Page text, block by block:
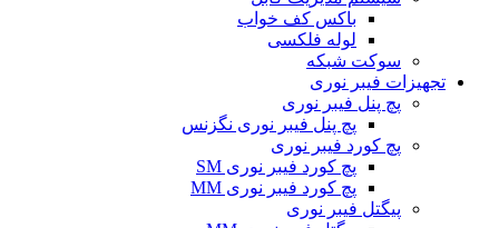
باکس کف خواب
لوله فلکسی
سوکت شبکه
تجهیزات فیبر نوری
پچ پنل فیبر نوری
پچ پنل فیبر نوری نگزنس
پچ کورد فیبر نوری
پچ کورد فیبر نوری SM
پچ کورد فیبر نوری MM
پیگتل فیبر نوری